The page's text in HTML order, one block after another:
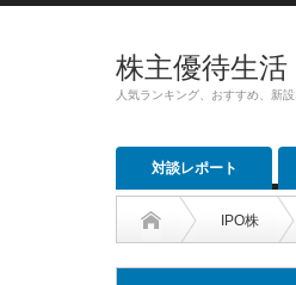
株主優待生活
人気ランキング、おすすめ、新
対談レポート
IPO株